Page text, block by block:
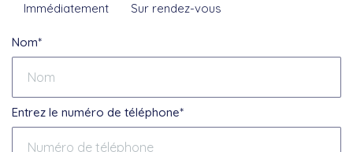
Immédiatement Sur rendez-vous
Nom*
Entrez le numéro de téléphone*